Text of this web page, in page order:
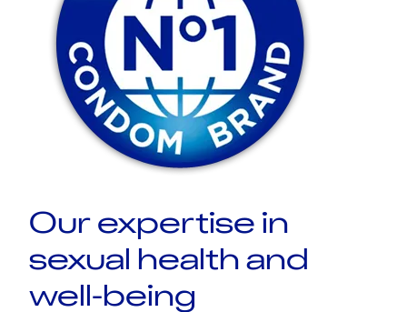
Our expertise in
sexual health and
well-being